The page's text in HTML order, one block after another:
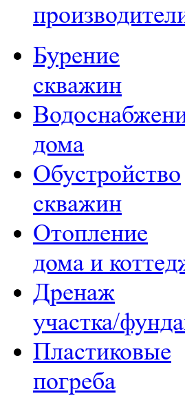
Бурение
скважин
дома
Обустройство
скважин
Отопление
дома и
Дренаж
участка/
Пластиковые
погреба